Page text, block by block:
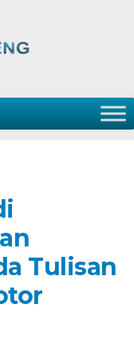
Tulisan